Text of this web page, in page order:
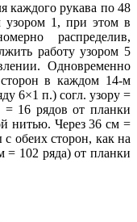
каждого рукава по 48
узором 1, при этом в
распределив,
работу узором 5
Одновременно
в каждом 14-м
6×1 п.) согл. узору =
16 рядов от планки
нитью. Через 36 см =
обеих сторон, как на
= 102 ряда) от планки